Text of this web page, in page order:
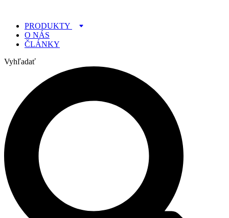
obsah
PRODUKTY
O NÁS
ČLÁNKY
Vyhľadať